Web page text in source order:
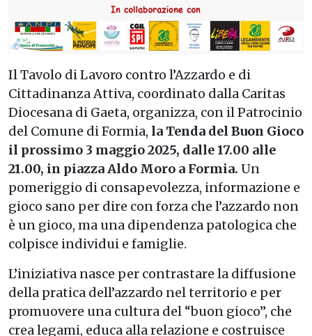
Il Tavolo di Lavoro contro l’Azzardo e di
Cittadinanza Attiva, coordinato dalla Caritas
Diocesana di Gaeta, organizza, con il Patrocinio
del Comune di Formia, la Tenda del Buon Gioco
il prossimo 3 maggio 2025, dalle 17.00 alle
21.00, in piazza Aldo Moro a Formia. Un
pomeriggio di consapevolezza, informazione e
gioco sano per dire con forza che l’azzardo non
è un gioco, ma una dipendenza patologica che
colpisce individui e famiglie.
L’iniziativa nasce per contrastare la diffusione
della pratica dell’azzardo nel territorio e per
promuovere una cultura del “buon gioco”, che
crea legami, educa alla relazione e costruisce